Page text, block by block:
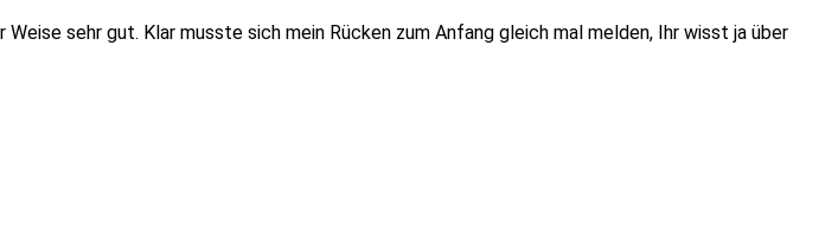
sehr gut. Klar musste sich mein Rücken zum Anfang gleich mal melden, Ihr wisst ja über